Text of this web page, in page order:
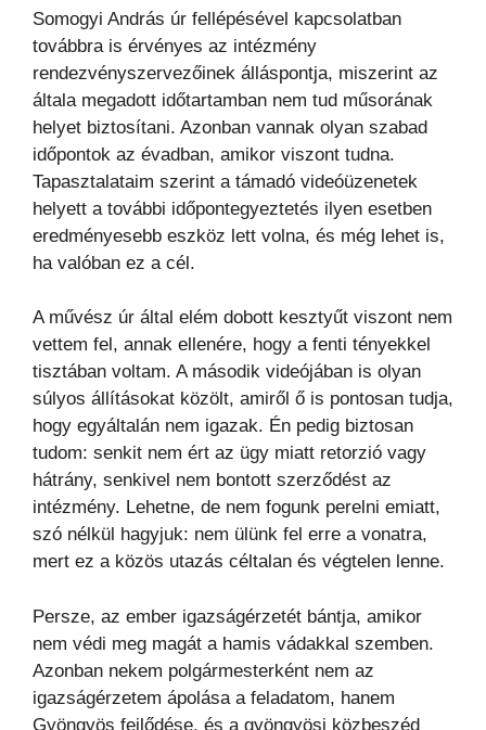
Somogyi András úr fellépésével kapcsolatban
továbbra is érvényes az intézmény
rendezvényszervezőinek álláspontja, miszerint az
általa megadott időtartamban nem tud műsorának
helyet biztosítani. Azonban vannak olyan szabad
időpontok az évadban, amikor viszont tudna.
Tapasztalataim szerint a támadó videóüzenetek
helyett a további időpontegyeztetés ilyen esetben
eredményesebb eszköz lett volna, és még lehet is,
ha valóban ez a cél.
A művész úr által elém dobott kesztyűt viszont nem
vettem fel, annak ellenére, hogy a fenti tényekkel
tisztában voltam. A második videójában is olyan
súlyos állításokat közölt, amiről ő is pontosan tudja,
hogy egyáltalán nem igazak. Én pedig biztosan
tudom: senkit nem ért az ügy miatt retorzió vagy
hátrány, senkivel nem bontott szerződést az
intézmény. Lehetne, de nem fogunk perelni emiatt,
szó nélkül hagyjuk: nem ülünk fel erre a vonatra,
mert ez a közös utazás céltalan és végtelen lenne.
Persze, az ember igazságérzetét bántja, amikor
nem védi meg magát a hamis vádakkal szemben.
Azonban nekem polgármesterként nem az
igazságérzetem ápolása a feladatom, hanem
Gyöngyös fejlődése, és a gyöngyösi közbeszéd